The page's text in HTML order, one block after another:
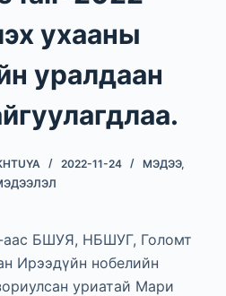
ухааны
уралдаан
2022-11-24
МЭДЭЭ,
аас БШУЯ, НБШУГ, Голомт
Ирээдүйн нобелийн
уриатай Мари